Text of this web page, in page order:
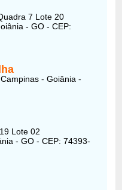
7 Lote 20
- GO - CEP:
- Goiânia -
Lote 02
- GO - CEP: 74393-